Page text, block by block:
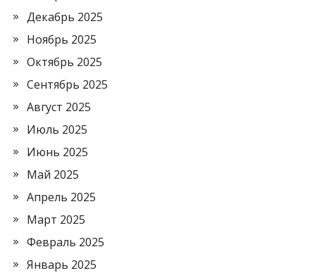
Декабрь 2025
Ноябрь 2025
Октябрь 2025
Сентябрь 2025
Август 2025
Июль 2025
Июнь 2025
Май 2025
Апрель 2025
Март 2025
Февраль 2025
Январь 2025